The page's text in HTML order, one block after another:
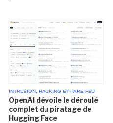
INTRUSION, HACKING ET PARE-FEU
OpenAI dévoile le déroulé
complet du piratage de
Hugging Face